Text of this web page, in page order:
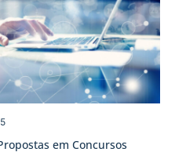
em Concursos